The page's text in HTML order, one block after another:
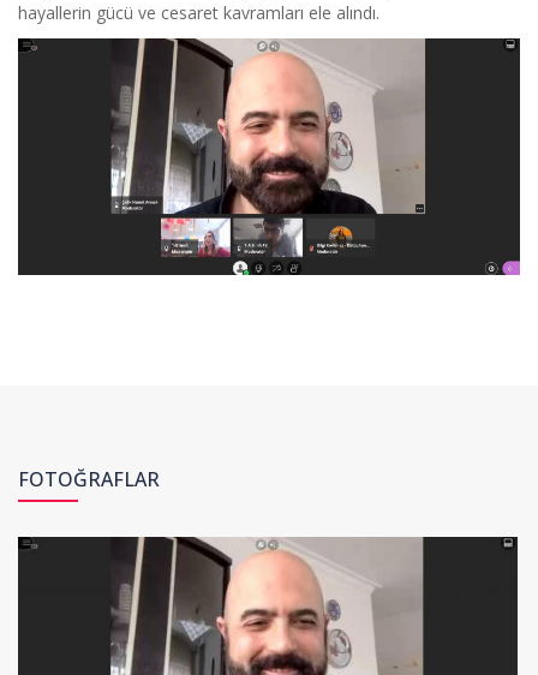
hayallerin gücü ve cesaret kavramları ele alındı.
FOTOĞRAFLAR